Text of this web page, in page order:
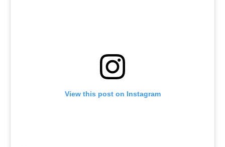
View this post on Instagram